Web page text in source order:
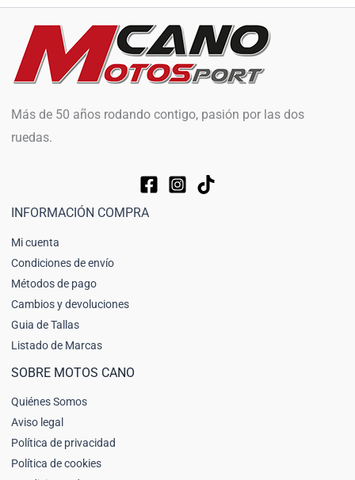
Más de 50 años rodando contigo, pasión por las dos
ruedas.
INFORMACIÓN COMPRA
Mi cuenta
Condiciones de envío
Métodos de pago
Cambios y devoluciones
Guia de Tallas
Listado de Marcas
SOBRE MOTOS CANO
Quiénes Somos
Aviso legal
Política de privacidad
Política de cookies